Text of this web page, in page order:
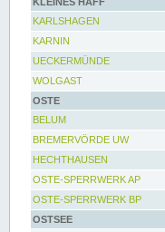
KARLSHAGEN
KARNIN
UECKERMÜNDE
WOLGAST
OSTE
BELUM
BREMERVÖRDE UW
HECHTHAUSEN
OSTE-SPERRWERK AP
OSTE-SPERRWERK BP
OSTSEE